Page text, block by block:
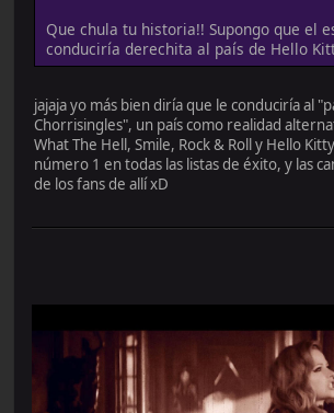
Que chula tu historia!! Supongo que el
conduciría derechita al país de Hello
jajaja yo más bien diría que le conduciría al
Chorrisingles", un país como realidad
What The Hell, Smile, Rock & Roll y Hello
número 1 en todas las listas de éxito, y las
de los fans de allí xD